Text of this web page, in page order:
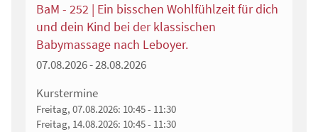
BaM - 252 | Ein bisschen Wohlfühlzeit für dich
und dein Kind bei der klassischen
Babymassage nach Leboyer.
07.08.2026 - 28.08.2026
Kurstermine
Freitag, 07.08.2026: 10:45 - 11:30
Freitag, 14.08.2026: 10:45 - 11:30